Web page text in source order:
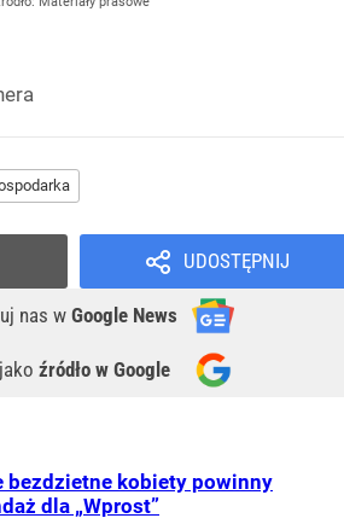
UDOSTĘPNIJ
nas w Google News
źródło w Google
bezdzietne kobiety powinny
dla „Wprost”